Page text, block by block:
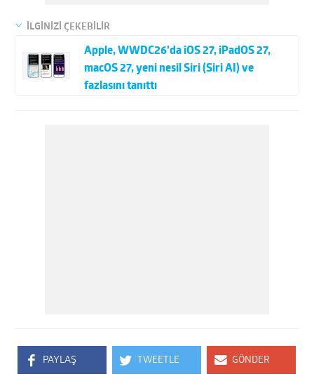
İLGİNİZİ ÇEKEBİLİR
Apple, WWDC26’da iOS 27, iPadOS 27,
macOS 27, yeni nesil Siri (Siri AI) ve
fazlasını tanıttı
PAYLAŞ TWEETLE GÖNDER